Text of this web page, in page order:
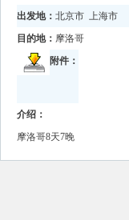
出发地： 北京市 上海市
目的地： 摩洛哥
附件：
介绍：
摩洛哥8天7晚